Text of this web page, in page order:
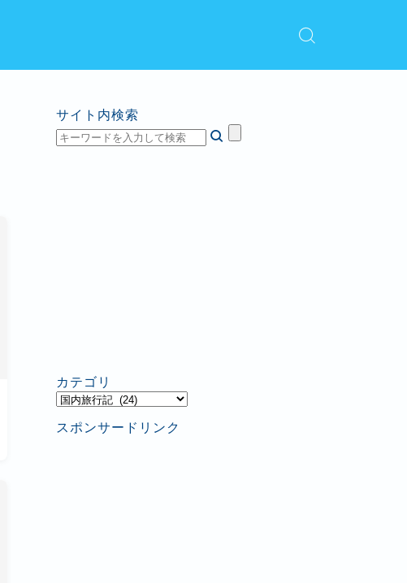
サイト内検索
カテゴリ
カ
テ
スポンサードリンク